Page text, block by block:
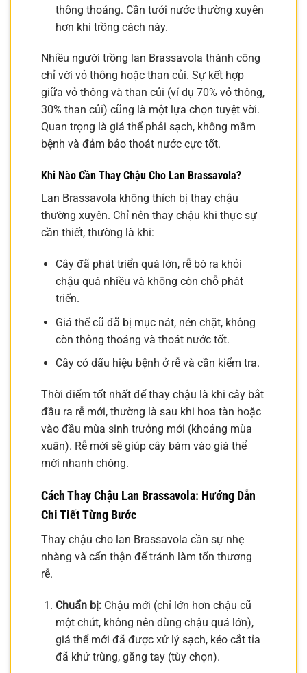
thông thoáng. Cần tưới nước thường xuyên
hơn khi trồng cách này.
Nhiều người trồng lan Brassavola thành công
chỉ với vỏ thông hoặc than củi. Sự kết hợp
giữa vỏ thông và than củi (ví dụ 70% vỏ thông,
30% than củi) cũng là một lựa chọn tuyệt vời.
Quan trọng là giá thể phải sạch, không mầm
bệnh và đảm bảo thoát nước cực tốt.
Khi Nào Cần Thay Chậu Cho Lan Brassavola?
Lan Brassavola không thích bị thay chậu
thường xuyên. Chỉ nên thay chậu khi thực sự
cần thiết, thường là khi:
Cây đã phát triển quá lớn, rễ bò ra khỏi
chậu quá nhiều và không còn chỗ phát
triển.
Giá thể cũ đã bị mục nát, nén chặt, không
còn thông thoáng và thoát nước tốt.
Cây có dấu hiệu bệnh ở rễ và cần kiểm tra.
Thời điểm tốt nhất để thay chậu là khi cây bắt
đầu ra rễ mới, thường là sau khi hoa tàn hoặc
vào đầu mùa sinh trưởng mới (khoảng mùa
xuân). Rễ mới sẽ giúp cây bám vào giá thể
mới nhanh chóng.
Cách Thay Chậu Lan Brassavola: Hướng Dẫn
Chi Tiết Từng Bước
Thay chậu cho lan Brassavola cần sự nhẹ
nhàng và cẩn thận để tránh làm tổn thương
rễ.
Chuẩn bị:Chậu mới (chỉ lớn hơn chậu cũ
một chút, không nên dùng chậu quá lớn),
giá thể mới đã được xử lý sạch, kéo cắt tỉa
đã khử trùng, găng tay (tùy chọn).